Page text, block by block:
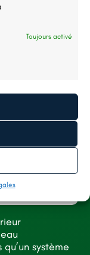
Toujours activé
de-Cé
système